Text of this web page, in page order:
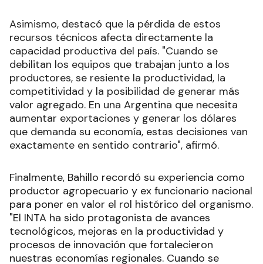
Asimismo, destacó que la pérdida de estos
recursos técnicos afecta directamente la
capacidad productiva del país. "Cuando se
debilitan los equipos que trabajan junto a los
productores, se resiente la productividad, la
competitividad y la posibilidad de generar más
valor agregado. En una Argentina que necesita
aumentar exportaciones y generar los dólares
que demanda su economía, estas decisiones van
exactamente en sentido contrario", afirmó.
Finalmente, Bahillo recordó su experiencia como
productor agropecuario y ex funcionario nacional
para poner en valor el rol histórico del organismo.
"El INTA ha sido protagonista de avances
tecnológicos, mejoras en la productividad y
procesos de innovación que fortalecieron
nuestras economías regionales. Cuando se